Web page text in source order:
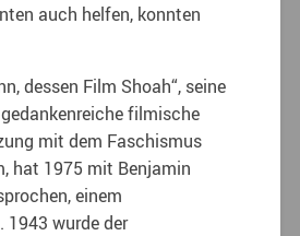
auch helfen, konnten
dessen Film Shoah“, seine
filmische
mit dem Faschismus
hat 1975 mit Benjamin
einem
1943 wurde der